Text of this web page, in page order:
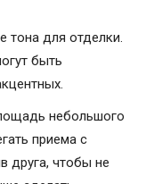
тона для отделки.
быть
небольшого
приема с
друга, чтобы не